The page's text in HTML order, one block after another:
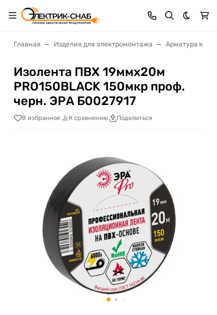
Темная
Главная Изделия для электромонтажа Арматура
Изолента ПВХ 19ммх20м
PRO150BLACK 150мкр проф.
черн. ЭРА Б0027917
В избранное К сравнению Поделиться